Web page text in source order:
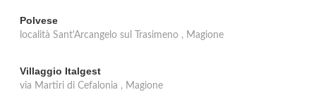
Polvese
località Sant'Arcangelo sul Trasimeno , Magione
Villaggio Italgest
via Martiri di Cefalonia , Magione